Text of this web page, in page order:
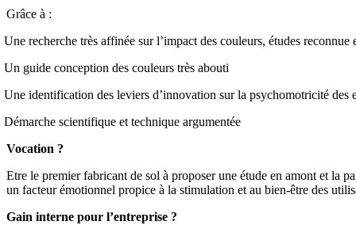
Grâce à :
Une recherche très affinée sur l’impact des couleurs, études
Un guide conception des couleurs très abouti
Une identification des leviers d’innovation sur la psychomotricité des
Démarche scientifique et technique argumentée
Vocation ?
Etre le premier fabricant de sol à proposer une étude en amont et la
un facteur émotionnel propice à la stimulation et au bien-être des
Gain interne pour l’entreprise ?